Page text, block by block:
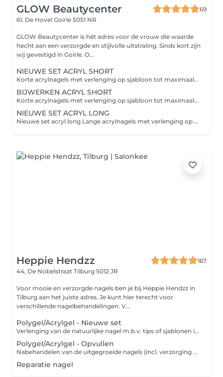
GLOW Beautycenter
69
61, De Hovel Goirle 5051 NR
GLOW Beautycenter is hét adres voor de vrouw die waarde
hecht aan een verzorgde en stijlvolle uitstraling. Sinds kort zijn
wij gevestigd in Goirle. O...
NIEUWE SET ACRYL SHORT
Korte acrylnagels met verlenging op sjabloon tot maximaal lengte 1, voor een verzorgde en natuurlijke look. Extra opties: Babyboom Nailart level one: kleine nailart op 1 nagel per hand Nailart level two: nailart op meerdere nagels per hand of french
BIJWERKEN ACRYL SHORT
Korte acrylnagels met verlenging op sjabloon tot maximaal lengte 1, voor een verzorgde en natuurlijke look. Extra opties: Babyboom Nailart level one: kleine nailart op 1 nagel per hand of French Nailart level two: nailart op meerdere nagels per hand
NIEUWE SET ACRYL LONG
Nieuwe set acryl long Lange acrylnagels met verlenging op sjabloon tot maximaal lengte 3, voor een elegante en opvallende look. Extra opties: Babyboom Nailart level one: kleine nailart op 1 nagel per hand of French Nailart level two: nailart op meerdere nagels per hand
Heppie Hendzz
167
44, De Nobelstraat Tilburg 5012 JR
Voor mooie en verzorgde nagels ben je bij Heppie Hendzz in
Tilburg aan het juiste adres. Je kunt hier terecht voor
verschillende nagelbehandelingen. V...
Polygel/Acrylgel - Nieuwe set
Verlenging van de natuurlijke nagel m.b.v. tips of sjablonen in combinatie met Polygel. Hieraan voorafgaand worden de nagelriemen en natuurlijke nagels verzorgd. Na plaatsing van het product kan men nog kiezen voor een gellak kleurtje. De behandeling wordt afgesloten met nagelriemolie en handlotion.
Polygel/Acrylgel - Opvullen
Nabehandelen van de uitgegroeide nagels (incl. verzorging van de nagelriemen). Dit gebeurt meestal tussen 3 a 4 weken na de vorige behandeling. Inclusief gellak kleur naar wens. De behandeling wordt afgesloten met nagelriemolie en handlotion.
Reparatie nagel